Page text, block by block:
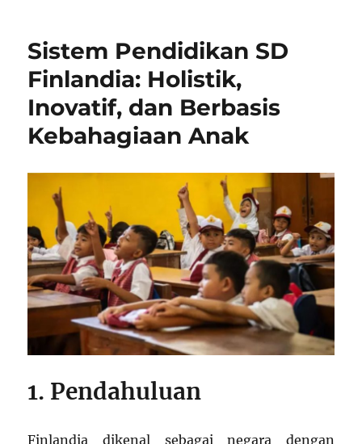
Sistem Pendidikan SD
Finlandia: Holistik,
Inovatif, dan Berbasis
Kebahagiaan Anak
1. Pendahuluan
Finlandia dikenal sebagai negara dengan